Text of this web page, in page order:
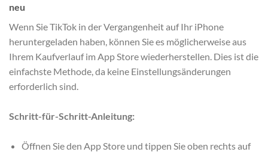
neu
Wenn Sie TikTok in der Vergangenheit auf Ihr iPhone
heruntergeladen haben, können Sie es möglicherweise aus
Ihrem Kaufverlauf im App Store wiederherstellen. Dies ist die
einfachste Methode, da keine Einstellungsänderungen
erforderlich sind.
Schritt-für-Schritt-Anleitung:
Öffnen Sie den App Store und tippen Sie oben rechts auf